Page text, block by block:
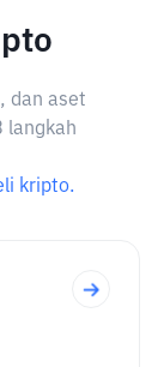
dan aset
langkah
kripto.